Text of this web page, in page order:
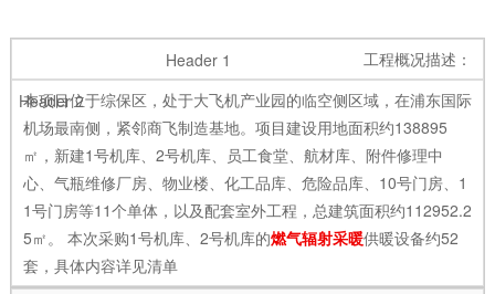
工程概况描述：
本项目位于综保区，处于大飞机产业园的临空侧区域，在浦东国际
机场最南侧，紧邻商飞制造基地。项目建设用地面积约138895
㎡，新建1号机库、2号机库、员工食堂、航材库、附件修理中
心、气瓶维修厂房、物业楼、化工品库、危险品库、10号门房、1
1号门房等11个单体，以及配套室外工程，总建筑面积约112952.2
5㎡。 本次采购1号机库、2号机库的燃气辐射采暖供暖设备约52
套，具体内容详见清单